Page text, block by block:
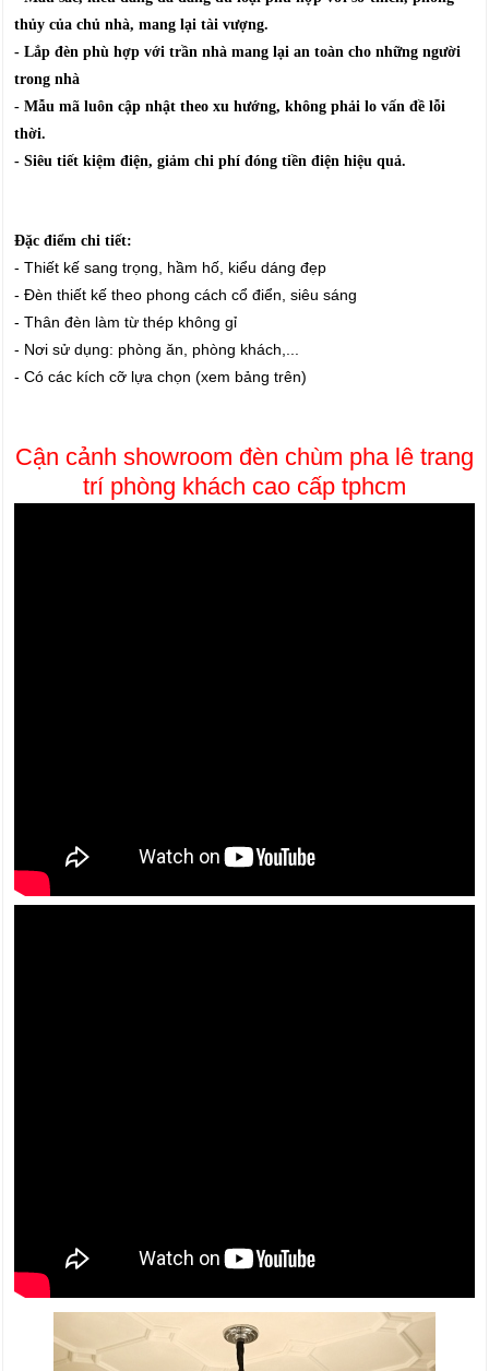
thủy của chủ nhà, mang lại tài vượng.
- Lắp đèn phù hợp với trần nhà mang lại an toàn cho những người
trong nhà
- Mẫu mã luôn cập nhật theo xu hướng, không phải lo vấn đề lỗi
thời.
- Siêu tiết kiệm điện, giảm chi phí đóng tiền điện hiệu quả.
Đặc điểm chi tiết:
- Thiết kế sang trọng, hầm hố, kiểu dáng đẹp
- Đèn thiết kế theo phong cách cổ điển, siêu sáng
- Thân đèn làm từ thép không gỉ
- Nơi sử dụng: phòng ăn, phòng khách,...
- Có các kích cỡ lựa chọn (xem bảng trên)
Cận cảnh showroom đèn chùm pha lê trang
trí phòng khách cao cấp tphcm